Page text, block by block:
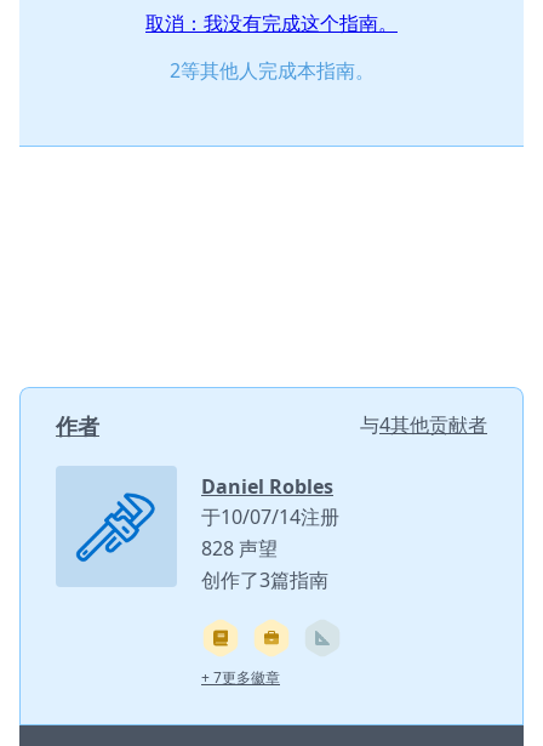
取消：我没有完成这个指南。
2等其他人完成本指南。
作者 与4其他贡献者
Daniel Robles
于10/07/14注册
828 声望
创作了3篇指南
+ 7更多徽章